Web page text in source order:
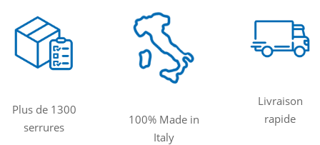
Plus de 1300
serrures
100% Made in
Italy
Livraison
rapide